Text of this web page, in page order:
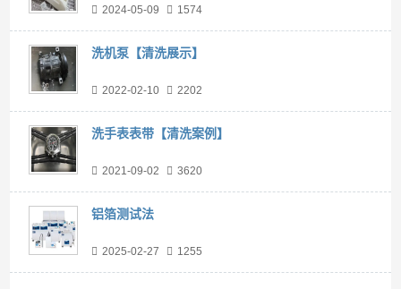
2024-05-09 1574
洗机泵【清洗展示】
2022-02-10 2202
洗手表表带【清洗案例】
2021-09-02 3620
铝箔测试法
2025-02-27 1255